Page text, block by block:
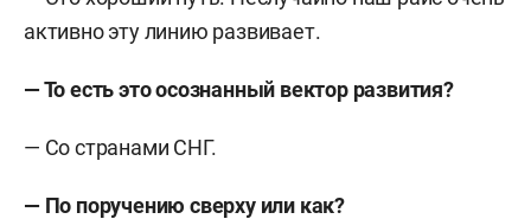
активно эту линию развивает.
— То есть это осознанный вектор развития?
— Со странами СНГ.
— По поручению сверху или как?